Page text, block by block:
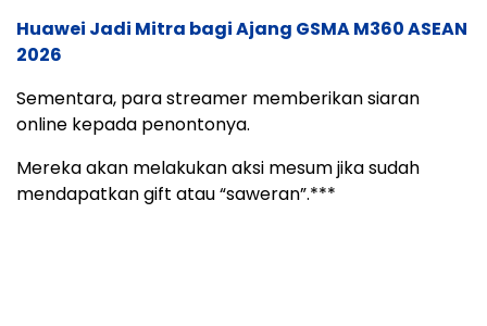
Huawei Jadi Mitra bagi Ajang GSMA M360 ASEAN
2026
Sementara, para streamer memberikan siaran
online kepada penontonya.
Mereka akan melakukan aksi mesum jika sudah
mendapatkan gift atau “saweran”.***